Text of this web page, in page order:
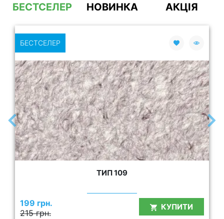
БЕСТСЕЛЕР НОВИНКА АКЦІЯ
БЕСТСЕЛЕР
ТИП 109
215 грн.
199 грн. КУПИТИ